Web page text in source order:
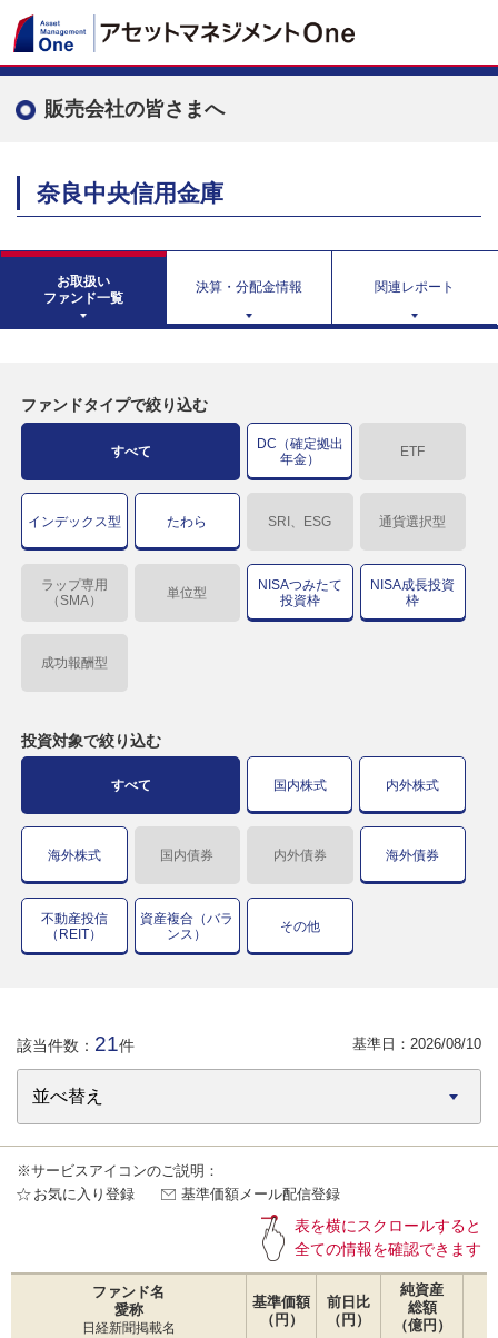
販売会社の皆さまへ
奈良中央信用金庫
お取扱い
ファンド一覧
決算・分配金情報 関連レポート
ファンドタイプで絞り込む
すべて
DC（確定拠出
年金）
ETF
インデックス型 たわら SRI、ESG 通貨選択型
ラップ専用
（SMA）
単位型
NISAつみたて
投資枠
NISA成長投資
枠
成功報酬型
投資対象で絞り込む
すべて 国内株式 内外株式
海外株式 国内債券 内外債券 海外債券
不動産投信
（REIT）
資産複合（バラ
ンス）
その他
該当件数： 21件 基準日： 2026/08/10
※サービスアイコンのご説明：
お気に入り登録
基準価額メール配信登録
表を横にスクロールすると
全ての情報を確認できます
ファンド名
愛称
日経新聞掲載名
基準価額
（円）
前日比
（円）
純資産
総額
（億円）